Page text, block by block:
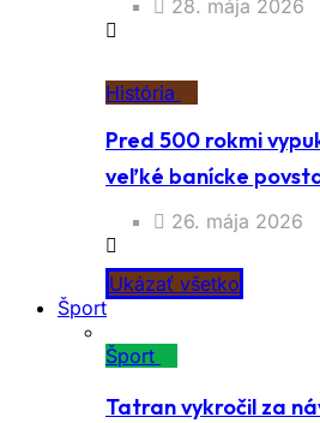
28. mája 2026
História
Pred 500 rokmi
veľké banícke
26. mája 2026
Ukázať všetko
Šport
Šport
Tatran vykročil za